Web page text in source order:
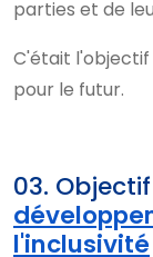
parties et de
C'était
pour le futur.
03.
l'inclusivité